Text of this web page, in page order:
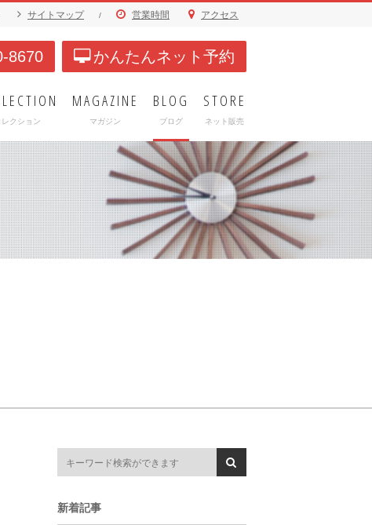
サイトマップ / 営業時間 アクセス
8670 かんたんネット予約
レクション
MAGAZINE
マガジン
BLOG
ブログ
STORE
ネット販売
新着記事